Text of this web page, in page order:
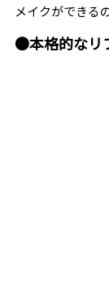
メイクができる
●本格的なリ